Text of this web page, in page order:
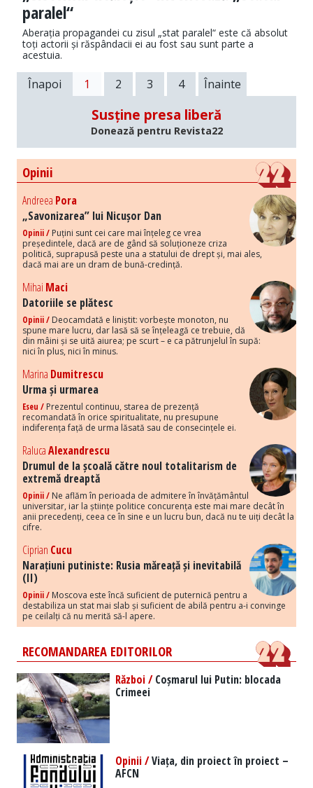
paralel“
Aberația propagandei cu zisul „stat paralel“ este că absolut
toți actorii și răspândacii ei au fost sau sunt parte a
acestuia.
Înapoi 1 2 3 4 Înainte
Susține presa liberă
Donează pentru Revista22
Opinii
Andreea Pora
„Savonizarea” lui Nicușor Dan
Opinii / Puțini sunt cei care mai înțeleg ce vrea
președintele, dacă are de gând să soluționeze criza
politică, suprapusă peste una a statului de drept și, mai ales,
dacă mai are un dram de bună-credință.
Mihai Maci
Datoriile se plătesc
Opinii / Deocamdată e liniștit: vorbește monoton, nu
spune mare lucru, dar lasă să se înțeleagă ce trebuie, dă
din mâini și se uită aiurea; pe scurt – e ca pătrunjelul în supă:
nici în plus, nici în minus.
Marina Dumitrescu
Urma și urmarea
Eseu / Prezentul continuu, starea de prezență
recomandată în orice spiritualitate, nu presupune
indiferența față de urma lăsată sau de consecințele ei.
RalucaAlexandrescu
Drumul de la școală către noul totalitarism de
extremă dreaptă
Opinii / Ne aflăm în perioada de admitere în învățământul
universitar, iar la științe politice concurența este mai mare decât în
anii precedenți, ceea ce în sine e un lucru bun, dacă nu te uiți decât la
cifre.
Ciprian Cucu
Narațiuni putiniste: Rusia măreață și inevitabilă
(II)
Opinii / Moscova este încă suficient de puternică pentru a
destabiliza un stat mai slab și suficient de abilă pentru a-i convinge
pe ceilalți că nu merită să-l apere.
RECOMANDAREA EDITORILOR
Război /Coșmarul lui Putin: blocada
Crimeei
Opinii /Viața, din proiect în proiect –
AFCN